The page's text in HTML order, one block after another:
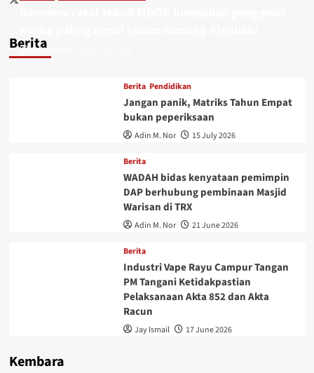
BeritaAdin M. Nor
Berita Pendidikan
Jangan panik, Matriks Tahun Empat
bukan peperiksaan
Adin M. Nor 15 July 2026
Berita
WADAH bidas kenyataan pemimpin
DAP berhubung pembinaan Masjid
Warisan di TRX
Adin M. Nor 21 June 2026
Berita
Industri Vape Rayu Campur Tangan
PM Tangani Ketidakpastian
Pelaksanaan Akta 852 dan Akta
Racun
Jay Ismail 17 June 2026
Kembara